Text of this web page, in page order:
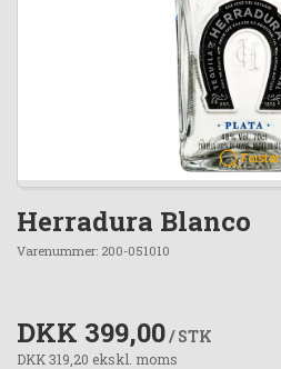
Forstør
Herradura Blanco
Varenummer: 200-051010
DKK 399,00/ STK
DKK 319,20 ekskl. moms